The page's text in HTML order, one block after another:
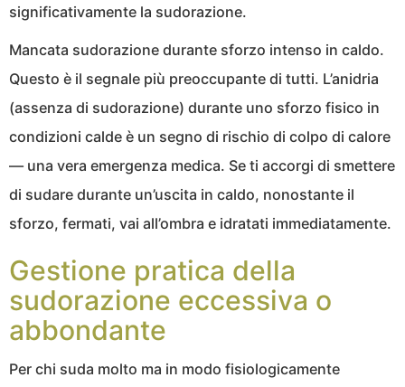
significativamente la sudorazione.
Mancata sudorazione durante sforzo intenso in caldo.
Questo è il segnale più preoccupante di tutti. L’anidria
(assenza di sudorazione) durante uno sforzo fisico in
condizioni calde è un segno di rischio di colpo di calore
— una vera emergenza medica. Se ti accorgi di smettere
di sudare durante un’uscita in caldo, nonostante il
sforzo, fermati, vai all’ombra e idratati immediatamente.
Gestione pratica della
sudorazione eccessiva o
abbondante
Per chi suda molto ma in modo fisiologicamente